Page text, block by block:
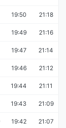
19:50 21:18
19:49 21:16
19:47 21:14
19:46 21:12
19:44 21:11
19:43 21:09
19:42 21:07